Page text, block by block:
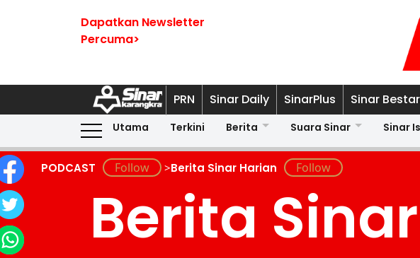
Dapatkan Newsletter
Percuma>
PRN Sinar Daily SinarPlus Sinar
Utama Terkini Berita Suara Sinar Sinar
PODCAST >Berita Sinar Harian
Berita Sinar